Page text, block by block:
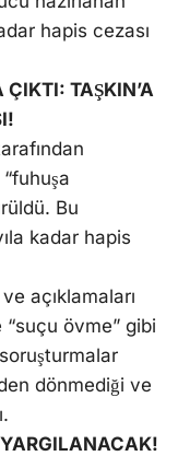
hapis cezası
TAŞKIN’A
“fuhuşa
Bu
kadar hapis
açıklamaları
“suçu övme” gibi
dönmediği ve